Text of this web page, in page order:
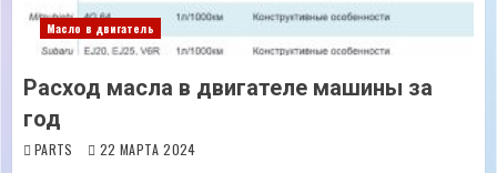
Масло в двигатель
Расход масла в двигателе машины за
год
PARTS 22 МАРТА 2024